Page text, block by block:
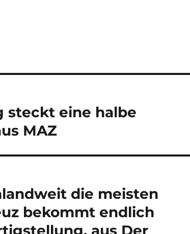
steckt eine halbe
MAZ
die meisten
bekommt endlich
aus Der